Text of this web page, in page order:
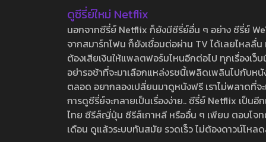
ดูซีรี่ย์ใหม่ Netflix
นอกจากซีรี่ย์ Netflix ก็ยังมีซีรี่ย์อื่น ๆ อย่าง ซีรี่ย์
จากสมาร์ทโฟน ก็ยังเชื่อมต่อผ่าน TV ได้เลยไหลลื่
ต้องเสียเงินให้แพลตฟอร์มไหนอีกต่อไป ทุกเรื่องเว็
อย่ารอช้าที่จะมาเลือกแหล่งรชนี้เพลิดเพลินไปกับห
ตลอด อยากลองเปลี่ยนมาดูหนังฟรี เราไม่พลาดที่
การดูซีรี่ย์จะกลายเป็นเรื่องง่าย.. ซีรี่ย์ Netflix เป็น
ไทย ซีรีส์ญี่ปุ่น ซีรีส์เกาหลี หรืออื่น ๆ เพียบ ตอบโจท
เดือน ดูแล้วระบบทันสมัย รวดเร็ว ไม่ต้องดาวน์โห